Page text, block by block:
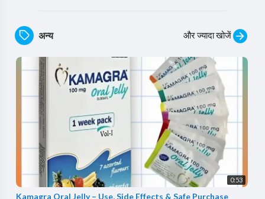
अन्य और ज्यादा खोजें
0:53
Kamagra Oral Jelly – Use, Side Effects & Safe Purchase